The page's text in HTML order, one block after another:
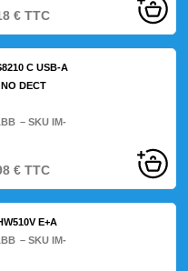
€TTC
C USB-A
DECT
– SKU IM-
€TTC
E+A
– SKU IM-